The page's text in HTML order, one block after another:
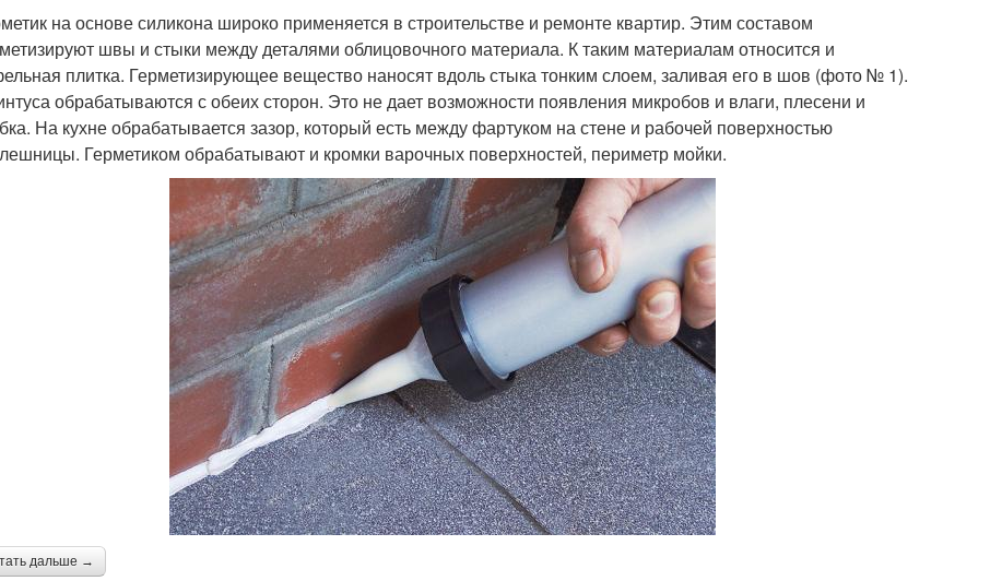
на основе силикона широко применяется в строительстве и ремонте квартир. Этим составом
швы и стыки между деталями облицовочного материала. К таким материалам относится и
плитка. Герметизирующее вещество наносят вдоль стыка тонким слоем, заливая его в шов (фото № 1).
обрабатываются с обеих сторон. Это не дает возможности появления микробов и влаги, плесени и
На кухне обрабатывается зазор, который есть между фартуком на стене и рабочей поверхностью
Герметиком обрабатывают и кромки варочных поверхностей, периметр мойки.
дальше →